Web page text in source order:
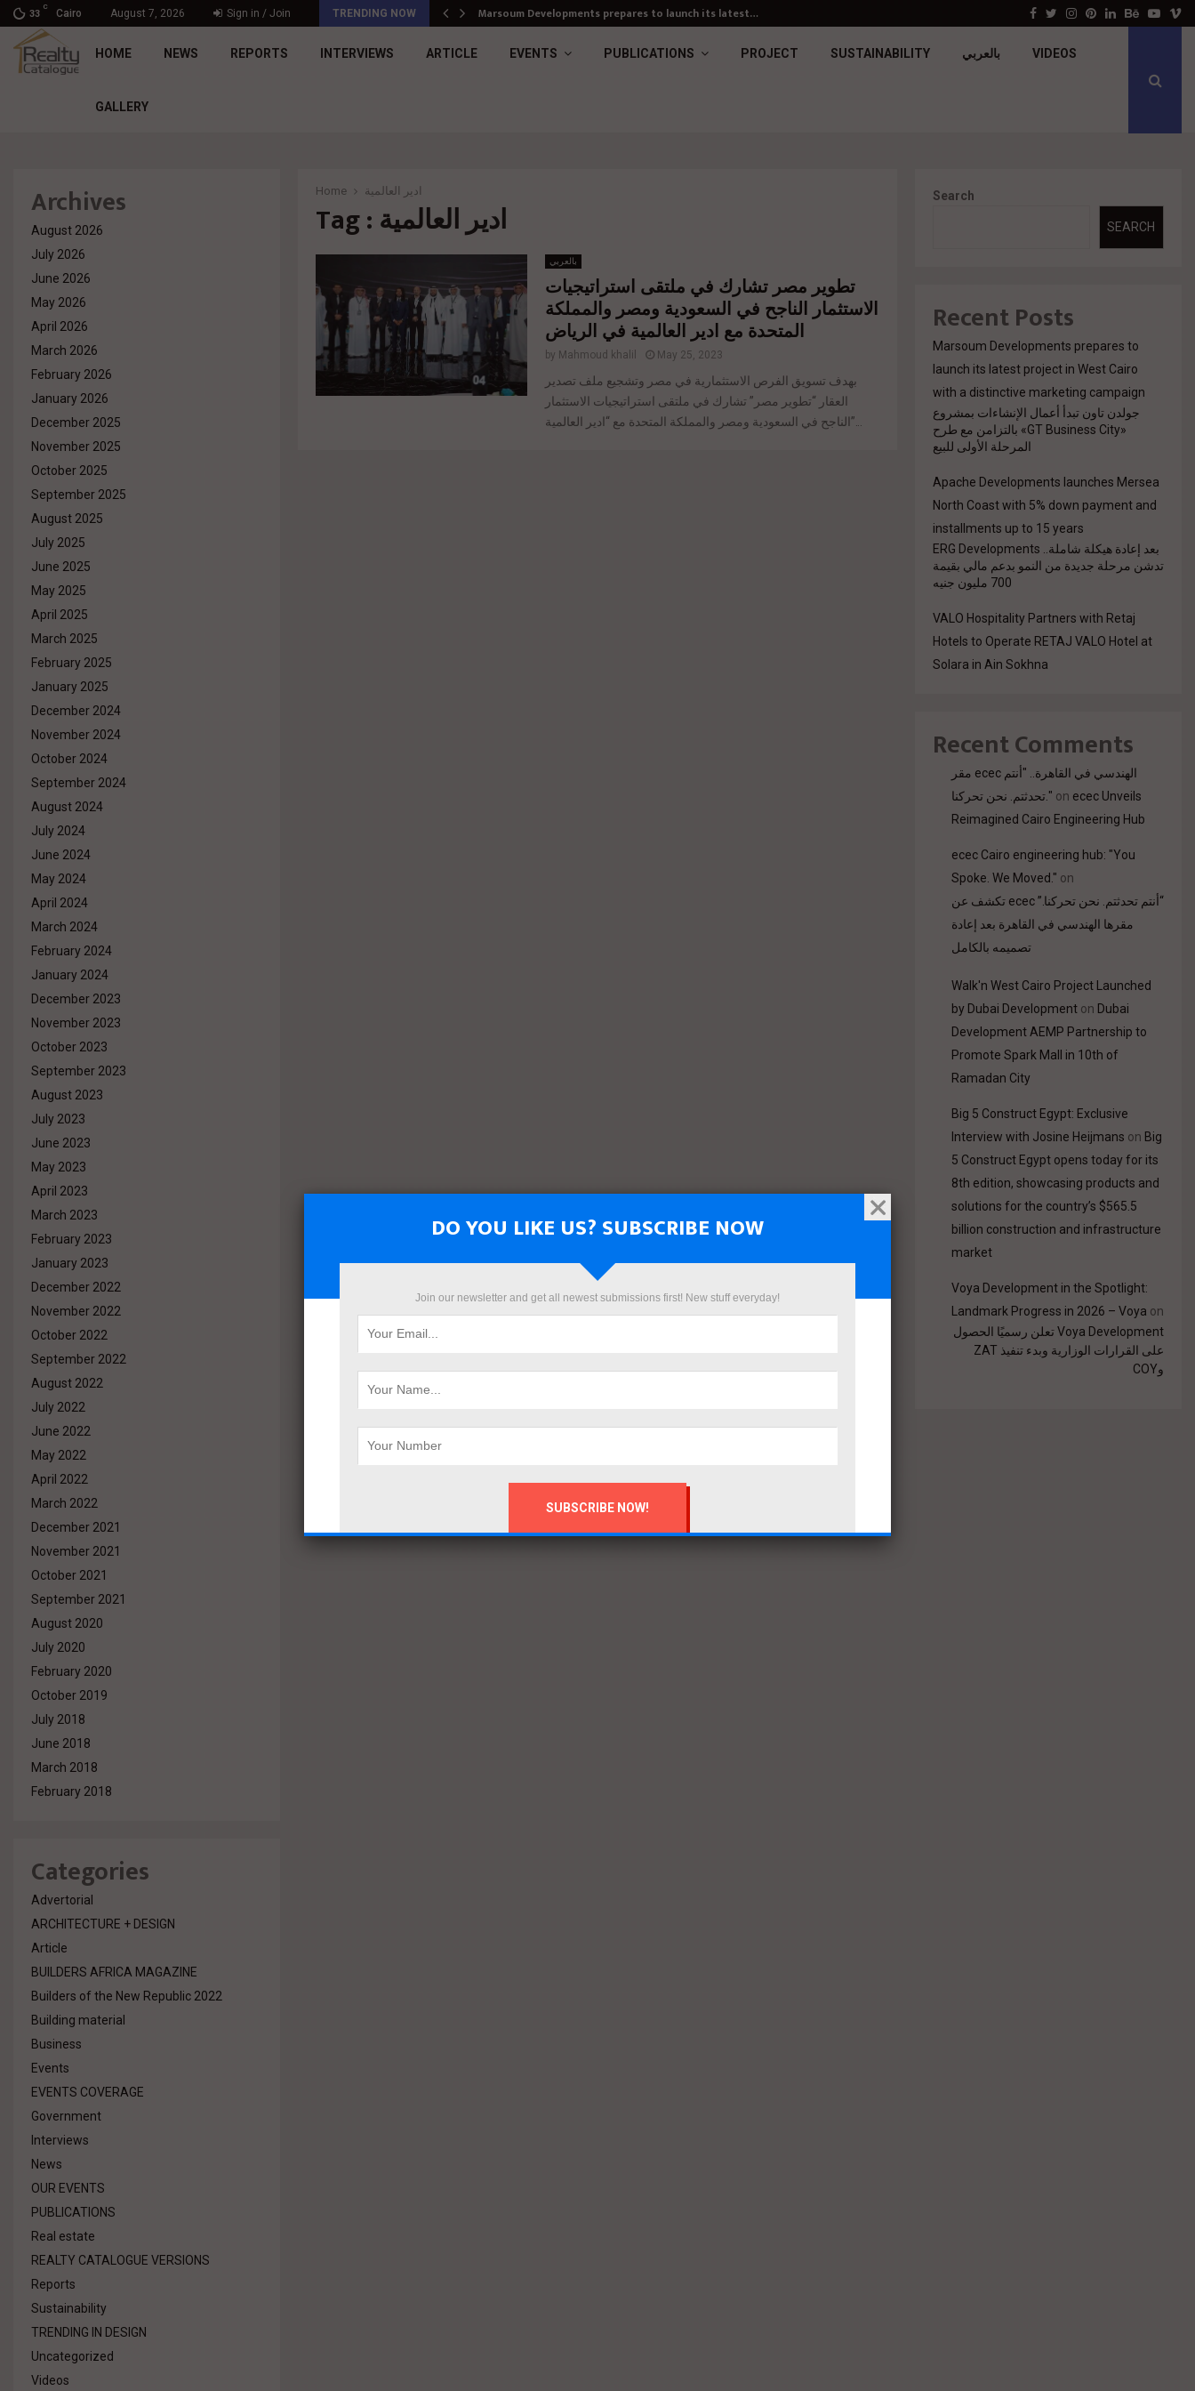
33
C
Cairo August 7, 2026 Sign in / Join TRENDING NOW د. محمد راشد: Market Dynamics أصبحت المعيار… Marsoum Developments prepares to launch its latest… جولدن تاون تبدأ أعمال الإنشاءات بمشروع «GT… Facebook
Twitter
Instagram
Pinterest
LinkedinBehance
HOME NEWS REPORTS INTERVIEWS ARTICLE EVENTS PUBLICATIONS PROJECT SUSTAINABILITY بالعربي VIDEOS
GALLERY
Home ادير العالمية
Tag : ادير العالمية
بالعربي
تطوير مصر تشارك في ملتقى استراتيجيات
الاستثمار الناجح في السعودية ومصر والمملكة
المتحدة مع ادير العالمية في الرياض
by Mahmoud khalil May 25, 2023
بهدف تسويق الفرص الاستثمارية في مصر وتشجيع ملف تصدير
العقار “تطوير مصر” تشارك في ملتقى استراتيجيات الاستثمار
الناجح في السعودية ومصر والمملكة المتحدة مع “ادير العالمية”...
Archives
August 2026
July 2026
June 2026
May 2026
April 2026
March 2026
February 2026
January 2026
December 2025
November 2025
October 2025
September 2025
August 2025
July 2025
June 2025
May 2025
April 2025
March 2025
February 2025
January 2025
December 2024
November 2024
October 2024
September 2024
August 2024
July 2024
June 2024
May 2024
April 2024
March 2024
February 2024
January 2024
December 2023
November 2023
October 2023
September 2023
August 2023
July 2023
June 2023
May 2023
April 2023
March 2023
February 2023
January 2023
December 2022
November 2022
October 2022
September 2022
August 2022
July 2022
June 2022
May 2022
April 2022
March 2022
December 2021
November 2021
October 2021
September 2021
August 2020
July 2020
February 2020
October 2019
July 2018
June 2018
March 2018
February 2018
Categories
Advertorial
ARCHITECTURE + DESIGN
Article
BUILDERS AFRICA MAGAZINE
Builders of the New Republic 2022
Building material
Business
Events
EVENTS COVERAGE
Government
Interviews
News
OUR EVENTS
PUBLICATIONS
Real estate
REALTY CATALOGUE VERSIONS
Reports
Sustainability
TRENDING IN DESIGN
Uncategorized
Videos
Search
SEARCH
Recent Posts
Marsoum Developments prepares to
launch its latest project in West Cairo
with a distinctive marketing campaign
جولدن تاون تبدأ أعمال الإنشاءات بمشروع
«GT Business City» بالتزامن مع طرح
المرحلة الأولى للبيع
Apache Developments launches Mersea
North Coast with 5% down payment and
installments up to 15 years
بعد إعادة هيكلة شاملة.. ERG Developments
تدشن مرحلة جديدة من النمو بدعم مالي بقيمة
700 مليون جنيه
VALO Hospitality Partners with Retaj
Hotels to Operate RETAJ VALO Hotel at
Solara in Ain Sokhna
Recent Comments
مقر ecec الهندسي في القاهرة.. "أنتم
تحدثتم. نحن تحركنا." on ecec Unveils
Reimagined Cairo Engineering Hub
ecec Cairo engineering hub: "You
Spoke. We Moved." on
“أنتم تحدثتم. نحن تحركنا.” ecec تكشف عن
مقرها الهندسي في القاهرة بعد إعادة
تصميمه بالكامل
Walk'n West Cairo Project Launched
by Dubai Development on Dubai
Development AEMP Partnership to
Promote Spark Mall in 10th of
Ramadan City
Big 5 Construct Egypt: Exclusive
Interview with Josine Heijmans on Big
5 Construct Egypt opens today for its
8th edition, showcasing products and
solutions for the country’s $565.5
billion construction and infrastructure
market
Voya Development in the Spotlight:
Landmark Progress in 2026 – Voya on
Voya Development تعلن رسميًا الحصول
على القرارات الوزارية وبدء تنفيذ ZAT
وCOY
DO YOU LIKE US? SUBSCRIBE NOW
Join our newsletter and get all newest submissions first! New stuff everyday!